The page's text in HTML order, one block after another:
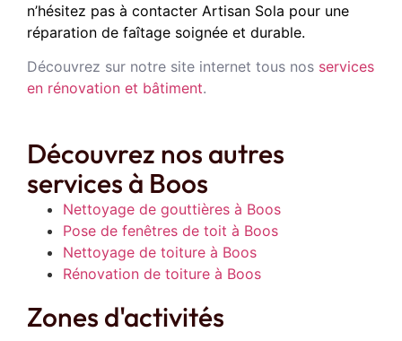
n’hésitez pas à contacter Artisan Sola pour une
réparation de faîtage soignée et durable.
Découvrez sur notre site internet tous nos services
en rénovation et bâtiment.
Découvrez nos autres
services à Boos
Nettoyage de gouttières à Boos
Pose de fenêtres de toit à Boos
Nettoyage de toiture à Boos
Rénovation de toiture à Boos
Zones d'activités